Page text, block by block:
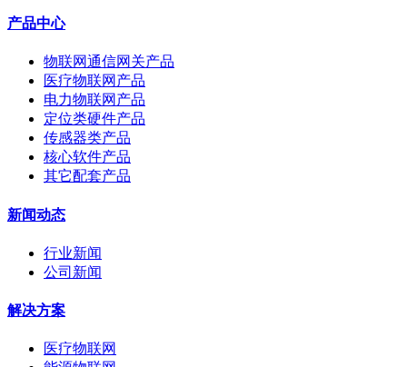
产品中心
物联网通信网关产品
医疗物联网产品
电力物联网产品
定位类硬件产品
传感器类产品
核心软件产品
其它配套产品
新闻动态
行业新闻
公司新闻
解决方案
医疗物联网